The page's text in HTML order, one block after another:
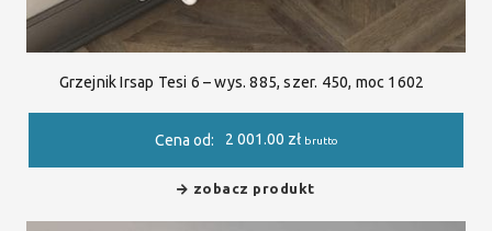
Grzejnik Irsap Tesi 6 – wys. 885, szer. 450, moc 1602
Cena od: 2 001.00 zł brutto
zobacz produkt